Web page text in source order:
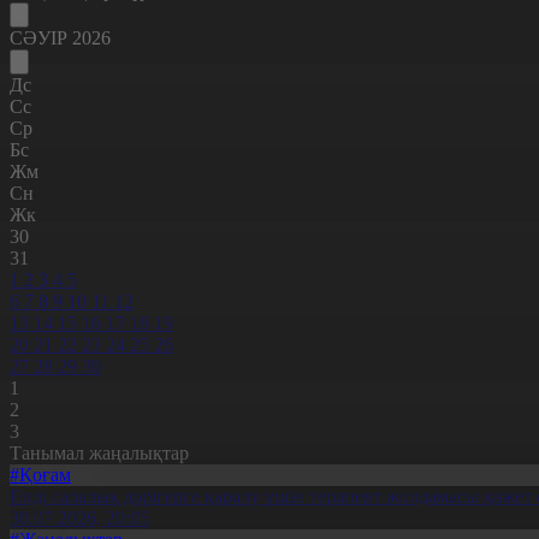
СӘУІР 2026
Дс
Сс
Ср
Бс
Жм
Сн
Жк
30
31
1 2 3 4 5
6 7 8 9 10 11 12
13 14 15 16 17 18 19
20 21 22 23 24 25 26
27 28 29 30
1
2
3
Танымал жаңалықтар
#Қоғам
Енді салалық дәрігерге қаралу үшін терапевт жолдамасы қажет
30.07.2026, 20:05